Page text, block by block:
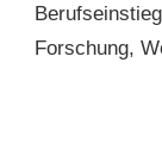
Forschung,